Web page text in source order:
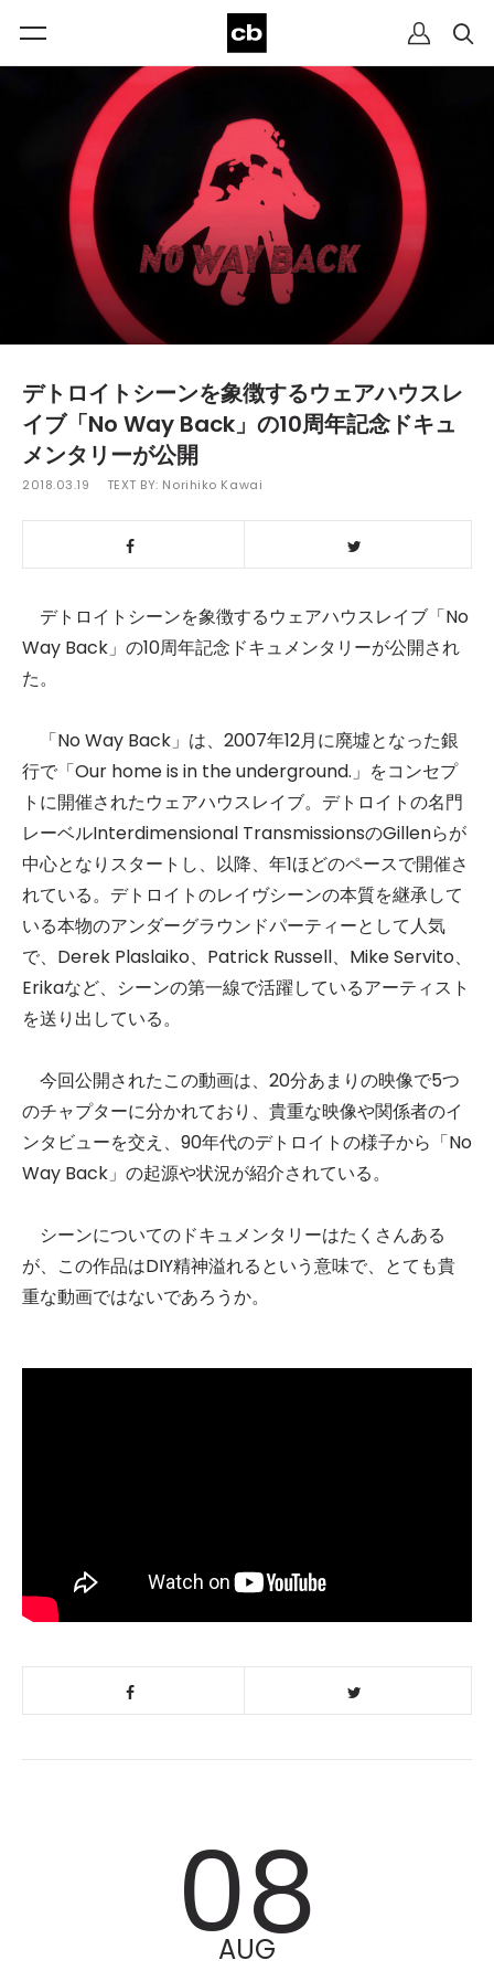
デトロイトシーンを象徴するウェアハウスレ
イブ「No Way Back」の10周年記念ドキュ
メンタリーが公開
2018.03.19 TEXT BY: Norihiko Kawai
デトロイトシーンを象徴するウェアハウスレイブ「No
Way Back」の10周年記念ドキュメンタリーが公開され
た。
「No Way Back」は、2007年12月に廃墟となった銀
行で「Our home is in the underground.」をコンセプ
トに開催されたウェアハウスレイブ。デトロイトの名門
レーベルInterdimensional TransmissionsのGillenらが
中心となりスタートし、以降、年1ほどのペースで開催さ
れている。デトロイトのレイヴシーンの本質を継承して
いる本物のアンダーグラウンドパーティーとして人気
で、Derek Plaslaiko、Patrick Russell、Mike Servito、
Erikaなど、シーンの第一線で活躍しているアーティスト
を送り出している。
今回公開されたこの動画は、20分あまりの映像で5つ
のチャプターに分かれており、貴重な映像や関係者のイ
ンタビューを交え、90年代のデトロイトの様子から「No
Way Back」の起源や状況が紹介されている。
シーンについてのドキュメンタリーはたくさんある
が、この作品はDIY精神溢れるという意味で、とても貴
重な動画ではないであろうか。
08
AUG